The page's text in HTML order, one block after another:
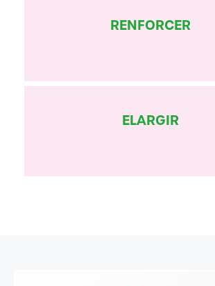
RENFORCER
ELARGIR